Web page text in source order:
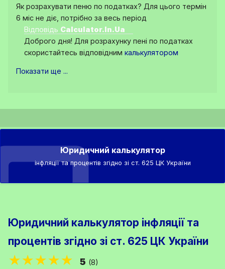
Як розрахувати пеню по податках? Для цього термін
6 міс не діє, потрібно за весь період
Відповідь Calculator.In.Ua
Доброго дня! Для розрахунку пені по податках
скористайтесь відповідним калькулятором
Показати ще ...
Юридичний калькулятор
інфляції та процентів згідно зі ст. 625 ЦК України
Юридичний калькулятор інфляції та
процентів згідно зі ст. 625 ЦК України
★★★★★ 5 (8)